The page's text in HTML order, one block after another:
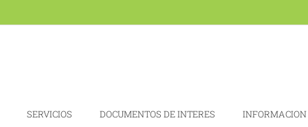
SERVICIOS DOCUMENTOS DE INTERES INFORMACION